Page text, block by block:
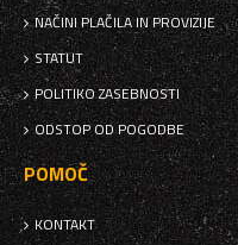
NAČINI PLAČILA IN PROVIZIJE
STATUT
POLITIKO ZASEBNOSTI
ODSTOP OD POGODBE
POMOČ
KONTAKT